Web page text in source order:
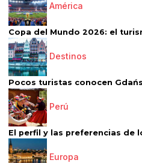
América
Copa del Mundo 2026: el
Destinos
Pocos turistas conocen
Perú
El perfil y las preferencias de
Europa